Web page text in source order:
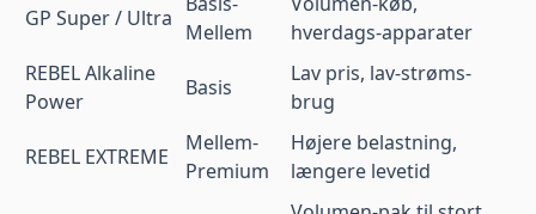
GP Super / Ultra
Mellem
hverdags-apparater
REBEL Alkaline
Power
Basis
Lav pris, lav-strøms-
brug
REBEL EXTREME
Mellem-
Premium
Højere belastning,
længere levetid